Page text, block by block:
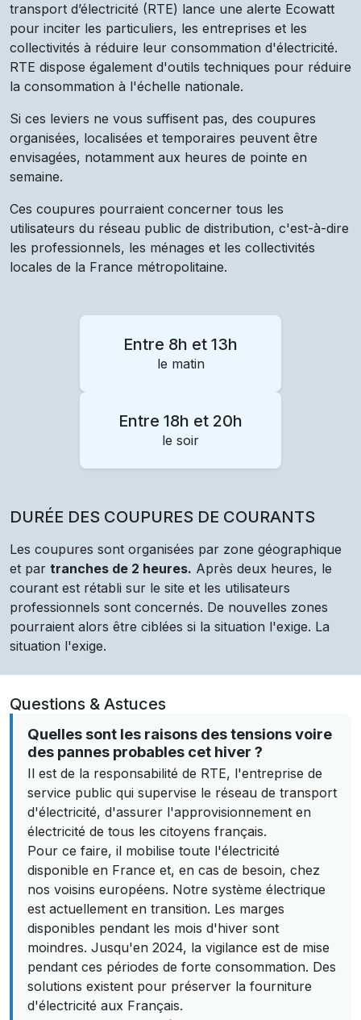
transport d’électricité (RTE) lance une alerte Ecowatt
pour inciter les particuliers, les entreprises et les
collectivités à réduire leur consommation d'électricité.
RTE dispose également d'outils techniques pour réduire
la consommation à l'échelle nationale.
Si ces leviers ne vous suffisent pas, des coupures
organisées, localisées et temporaires peuvent être
envisagées, notamment aux heures de pointe en
semaine.
Ces coupures pourraient concerner tous les
utilisateurs du réseau public de distribution, c'est-à-dire
les professionnels, les ménages et les collectivités
locales de la France métropolitaine.
Entre 8h et 13h
le matin
Entre 18h et 20h
le soir
DURÉE DES COUPURES DE COURANTS
Les coupures sont organisées par zone géographique
et par tranches de 2 heures. Après deux heures, le
courant est rétabli sur le site et les utilisateurs
professionnels sont concernés. De nouvelles zones
pourraient alors être ciblées si la situation l'exige. La
situation l'exige.
Questions & Astuces
Quelles sont les raisons des tensions voire
des pannes probables cet hiver ?
Il est de la responsabilité de RTE, l'entreprise de
service public qui supervise le réseau de transport
d'électricité, d'assurer l'approvisionnement en
électricité de tous les citoyens français.
Pour ce faire, il mobilise toute l'électricité
disponible en France et, en cas de besoin, chez
nos voisins européens. Notre système électrique
est actuellement en transition. Les marges
disponibles pendant les mois d'hiver sont
moindres. Jusqu'en 2024, la vigilance est de mise
pendant ces périodes de forte consommation. Des
solutions existent pour préserver la fourniture
d'électricité aux Français.